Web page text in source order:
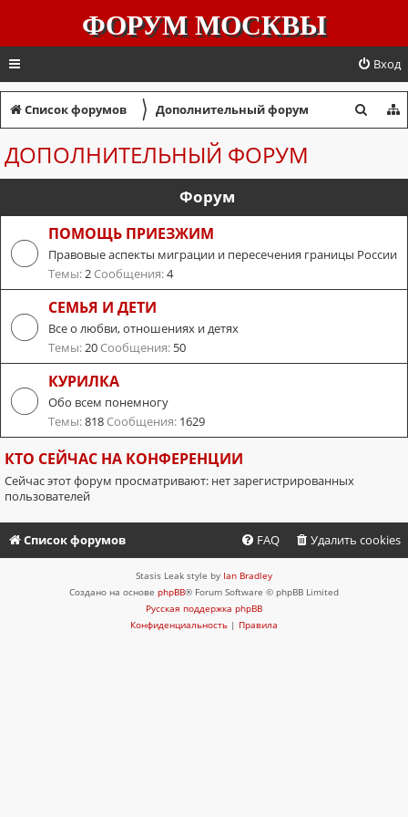
ФОРУМ МОСКВЫ
Вход
Список форумов 〉 Дополнительный форум
к
ДОПОЛНИТЕЛЬНЫЙ ФОРУМ
Форум
ПОМОЩЬ ПРИЕЗЖИМ
Правовые аспекты миграции и пересечения границы России
Темы:2 Сообщения:4
СЕМЬЯ И ДЕТИ
Все о любви, отношениях и детях
Темы:20 Сообщения: 50
КУРИЛКА
Обо всем понемногу
Темы:818 Сообщения: 1629
КТО СЕЙЧАС НА КОНФЕРЕНЦИИ
Сейчас этот форум просматривают: нет зарегистрированных
пользователей
Список форумов Удалить cookies
FAQ
Stasis Leak style by Ian Bradley
Создано на основе phpBB® Forum Software © phpBB Limited
Русская поддержка phpBB
Конфиденциальность | Правила